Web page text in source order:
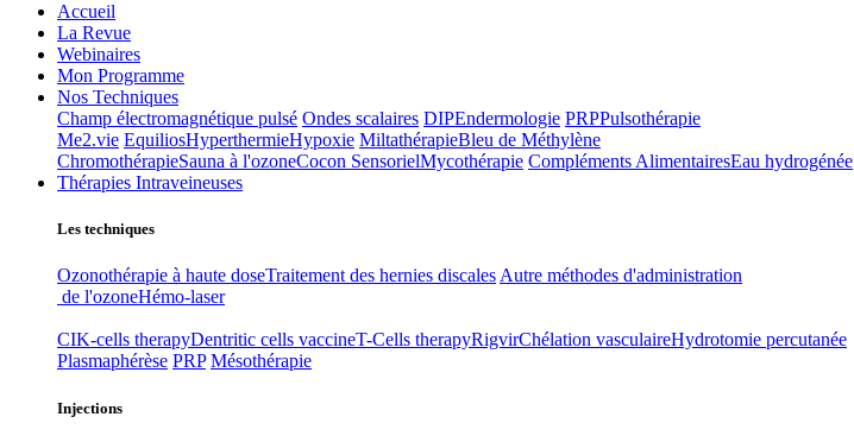
Accueil
La Revue
Webinaires
Mon Programme
Nos Techniques
Champ électromagnétique pulsé Ondes scalaires DIPEndermologie PRPPulsothérapie
Me2.vie EquiliosHyperthermieHypoxie MiltathérapieBleu de Méthylène
ChromothérapieSauna à l'ozoneCocon SensorielMycothérapie Compléments AlimentairesEau hydrogénée
Thérapies Intraveineuses
Les techniques
Ozonothérapie à haute doseTraitement des hernies discales Autre méthodes d'administration
de l'ozoneHémo-laser
CIK-cells therapyDentritic cells vaccineT-Cells therapyRigvirChélation vasculaireHydrotomie percutanée
Plasmaphérèse PRP Mésothérapie
Injections